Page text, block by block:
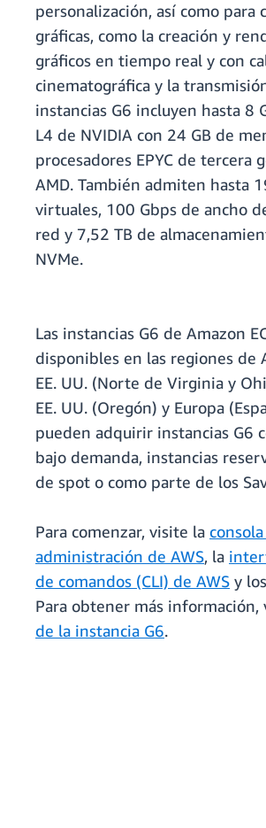
personalización, así como para
gráficas, como la creación y
gráficos en tiempo real y con
cinematográfica y la
instancias G6 incluyen hasta 8
L4 de NVIDIA con 24 GB de
procesadores EPYC de tercera
AMD. También admiten hasta
virtuales, 100 Gbps de ancho
red y 7,52 TB de
NVMe.
Las instancias G6 de Amazon
disponibles en las regiones de
EE. UU. (Norte de Virginia y
EE. UU. (Oregón) y Europa
pueden adquirir instancias G6
bajo demanda, instancias
de spot o como parte de los
Para comenzar, visite la
administración de AWS, la
de comandos (CLI) de AWS y
Para obtener más información,
de la instancia G6.